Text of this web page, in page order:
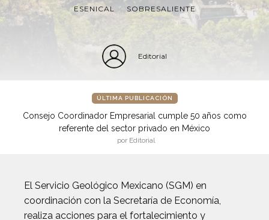
ESENICAL SOBRESALIENTE
Editorial
ÚLTIMA PUBLICACIÓN
Consejo Coordinador Empresarial cumple 50 años como
referente del sector privado en México
por Editorial
El Servicio Geológico Mexicano (SGM) en
coordinación con la Secretaría de Economía,
realiza acciones para el fortalecimiento y